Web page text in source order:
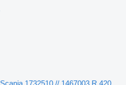
Scania 1732510 // 1467003 R 420